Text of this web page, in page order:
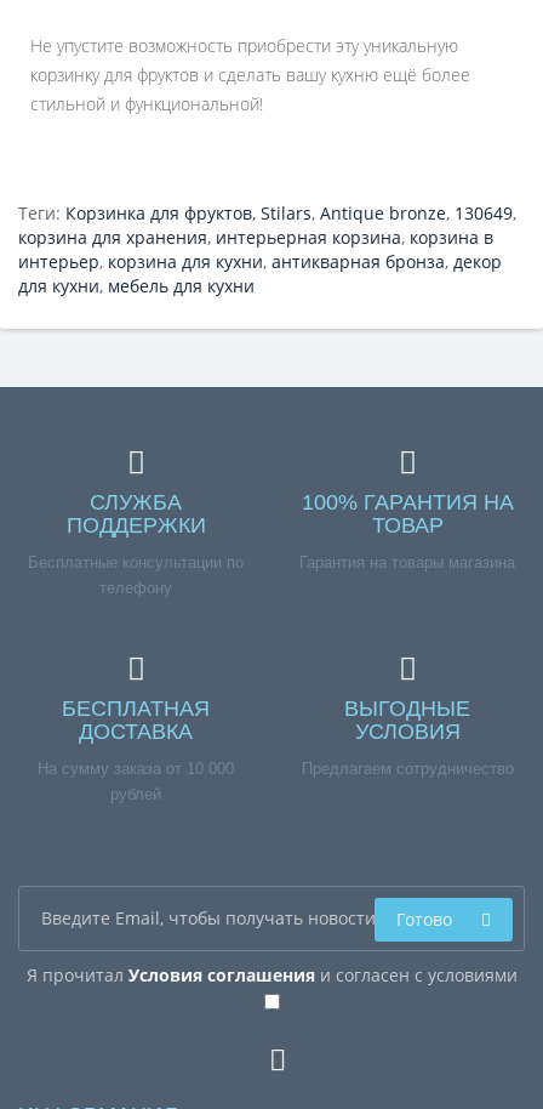
Не упустите возможность приобрести эту уникальную
корзинку для фруктов и сделать вашу кухню ещё более
стильной и функциональной!
Теги: Корзинка для фруктов, Stilars, Antique bronze, 130649,
корзина для хранения, интерьерная корзина, корзина в
интерьер, корзина для кухни, антикварная бронза, декор
для кухни, мебель для кухни
СЛУЖБА
ПОДДЕРЖКИ
Бесплатные консультации по
телефону
100% ГАРАНТИЯ НА
ТОВАР
Гарантия на товары магазина
БЕСПЛАТНАЯ
ДОСТАВКА
На сумму заказа от 10 000
рублей
ВЫГОДНЫЕ
УСЛОВИЯ
Предлагаем сотрудничество
Я прочитал Условия соглашенияи согласен с условиями
Готово